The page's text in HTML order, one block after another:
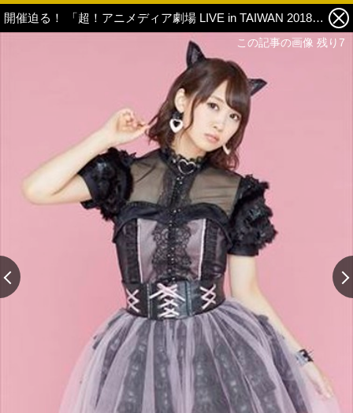
開催迫る！ 「超！アニメディア劇場 LIVE in TAIWAN 2018」に出演するPPP(ペパプ)の意気込みコメント動画が公開中 4枚目の写真・画像
この記事の画像 残り7